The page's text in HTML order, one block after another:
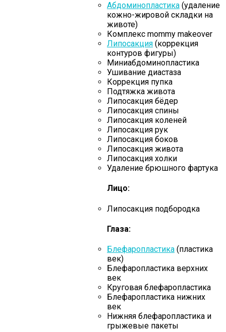
Абдоминопластика (удаление
кожно-жировой складки на
животе)
Комплекс mommy makeover
Липосакция (коррекция
контуров фигуры)
Миниабдоминопластика
Ушивание диастаза
Коррекция пупка
Подтяжка живота
Липосакция бёдер
Липосакция спины
Липосакция коленей
Липосакция рук
Липосакция боков
Липосакция живота
Липосакция холки
Удаление брюшного фартука
Лицо:
Липосакция подбородка
Глаза:
Блефаропластика (пластика
век)
Блефаропластика верхних
век
Круговая блефаропластика
Блефаропластика нижних
век
Нижняя блефаропластика и
грыжевые пакеты